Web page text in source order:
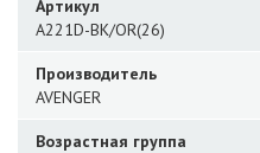
Артикул
A221D-BK/OR(26)
Производитель
AVENGER
Возрастная группа